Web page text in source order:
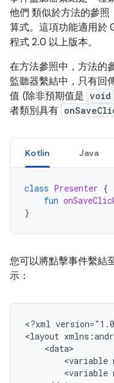
他們 類似於方法的參照
算式。這項功能適用於
程式 2.0 以上版本。
在方法參照中，方法的
監聽器繫結中，只有回
值 (除非預期值是 void
者類別具有
Kotlin Java
class Presenter {
fun
}
您可以將點擊事件繫結
示：
<?xml
<layout
<variable
<variable